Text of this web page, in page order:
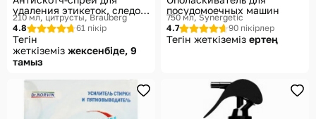
удаления этикеток, следов
клея, липких лент
210 мл, цитрусты Brauberg
4.8
61 пікір
Тегін
жеткіземіз жексенбіде, 9
тамыз
посудомоечных машин
750 мл Synergetic
4.7
90 пікірлер
Тегін жеткіземіз ертең